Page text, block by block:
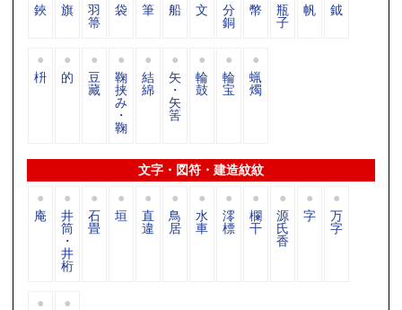
鋏 旗 羽
箒
袋 筆 船 文 分
銅
幣 瓶
子
帆 鉞
枡 的 豆
藏
鞠
挟
み
・
鞠
結
綿
矢
・
矢
筈
輪
鼓
輪
宝
蝋
燭
文字・図符・建造紋紋
庵 井
筒
・
井
桁
石
畳
垣 直
違
鳥
居
水
車
澪
標
欄
干
源
氏
香
字 万
字